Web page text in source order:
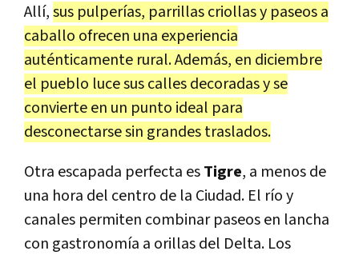
Allí,sus pulperías, parrillas criollas y paseos a
caballo ofrecen una experiencia
auténticamente rural. Además, en diciembre
el pueblo luce sus calles decoradas y se
convierte en un punto ideal para
desconectarse sin grandes traslados.
Otra escapada perfecta esTigre, a menos de
una hora del centro de la Ciudad. El río y
canales permiten combinar paseos en lancha
con gastronomía a orillas del Delta. Los